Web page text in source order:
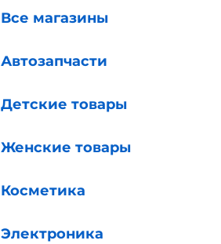
Все магазины
Автозапчасти
Детские товары
Женские товары
Косметика
Электроника